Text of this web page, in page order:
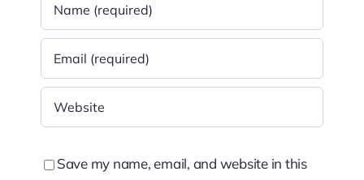
Save my name, email, and website in this